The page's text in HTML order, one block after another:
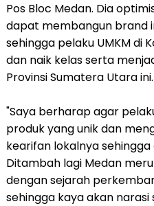
Pos Bloc Medan. Dia
dapat membangun brand
sehingga pelaku UMKM di
dan naik kelas serta
Provinsi Sumatera Utara ini.
"Saya berharap agar
produk yang unik dan
kearifan lokalnya
Ditambah lagi Medan
dengan sejarah
sehingga kaya akan